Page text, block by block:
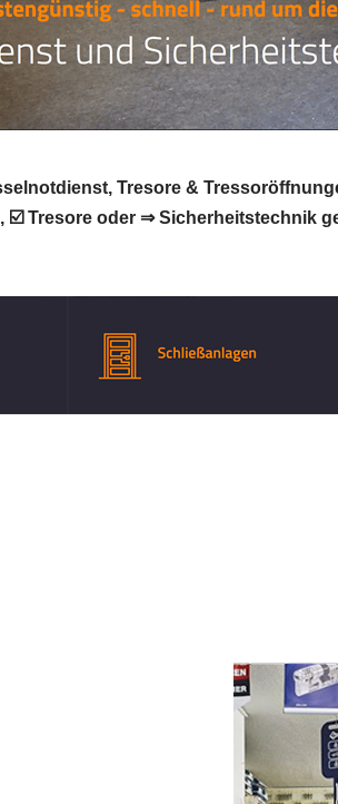
Tresore &
Tresore oder ⇒ Sicherheitstechnik